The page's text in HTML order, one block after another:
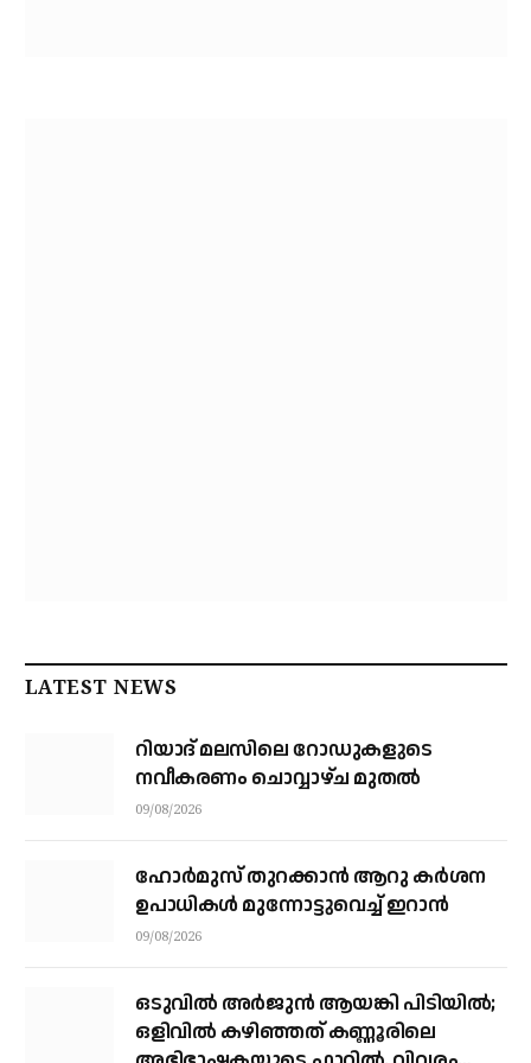
LATEST NEWS
റിയാദ് മലസിലെ റോഡുകളുടെ
നവീകരണം ചൊവ്വാഴ്ച മുതല്‍
09/08/2026
ഹോർമുസ് തുറക്കാൻ ആറു കർശന
ഉപാധികൾ മുന്നോട്ടുവെച്ച് ഇറാൻ
09/08/2026
ഒടുവിൽ അർജുൻ ആയങ്കി പിടിയിൽ;
ഒളിവിൽ കഴിഞ്ഞത് കണ്ണൂരിലെ